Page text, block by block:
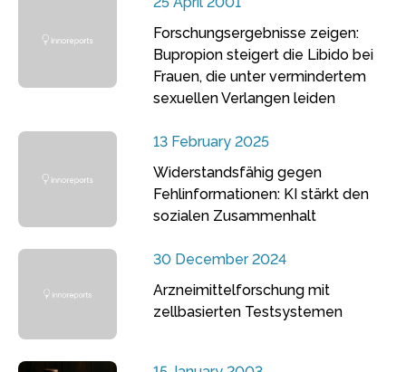
Forschungsergebnisse zeigen:
Bupropion steigert die Libido bei
Frauen, die unter vermindertem
sexuellen Verlangen leiden
13 February 2025
Widerstandsfähig gegen
Fehlinformationen: KI stärkt den
sozialen Zusammenhalt
30 December 2024
Arzneimittelforschung mit
zellbasierten Testsystemen